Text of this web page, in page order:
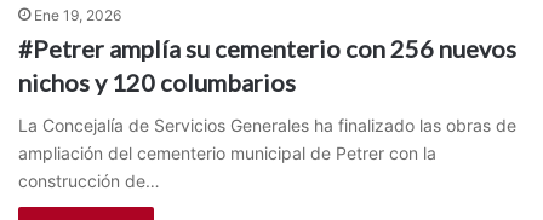
Ene 19, 2026
#Petrer amplía su cementerio con 256 nuevos
nichos y 120 columbarios
La Concejalía de Servicios Generales ha finalizado las obras de
ampliación del cementerio municipal de Petrer con la
construcción de…